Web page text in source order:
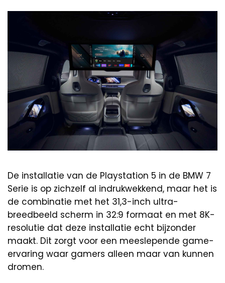
De installatie van de Playstation 5 in de BMW 7
Serie is op zichzelf al indrukwekkend, maar het is
de combinatie met het 31,3-inch ultra-
breedbeeld scherm in 32:9 formaat en met 8K-
resolutie dat deze installatie echt bijzonder
maakt. Dit zorgt voor een meeslepende game-
ervaring waar gamers alleen maar van kunnen
dromen.